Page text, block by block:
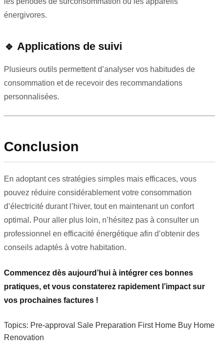
énergivores.
🔹 Applications de suivi
Plusieurs outils permettent d’analyser vos habitudes de
consommation et de recevoir des recommandations
personnalisées.
Conclusion
En adoptant ces stratégies simples mais efficaces, vous
pouvez réduire considérablement votre consommation
d’électricité durant l’hiver, tout en maintenant un confort
optimal. Pour aller plus loin, n’hésitez pas à consulter un
professionnel en efficacité énergétique afin d’obtenir des
conseils adaptés à votre habitation.
Commencez dès aujourd’hui à intégrer ces bonnes
pratiques, et vous constaterez rapidement l’impact sur
vos prochaines factures !
Topics: Pre-approval Sale Preparation First Home Buy Home
Renovation